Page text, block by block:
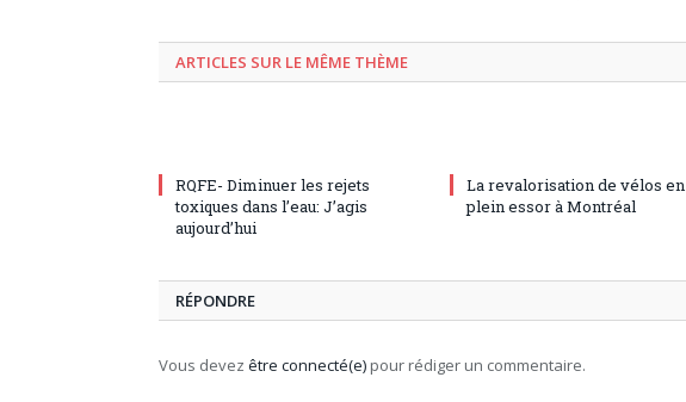
ARTICLES SUR LE MÊME THÈME
RQFE- Diminuer les rejets
toxiques dans l’eau: J’agis
aujourd’hui
La revalorisation de vélos en
plein essor à Montréal
RÉPONDRE
Vous devez être connecté(e) pour rédiger un commentaire.